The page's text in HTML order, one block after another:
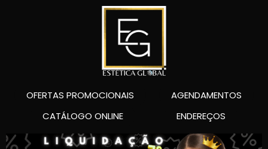
OFERTAS PROMOCIONAIS
AGENDAMENTOS
CATÁLOGO ONLINE
ENDEREÇOS